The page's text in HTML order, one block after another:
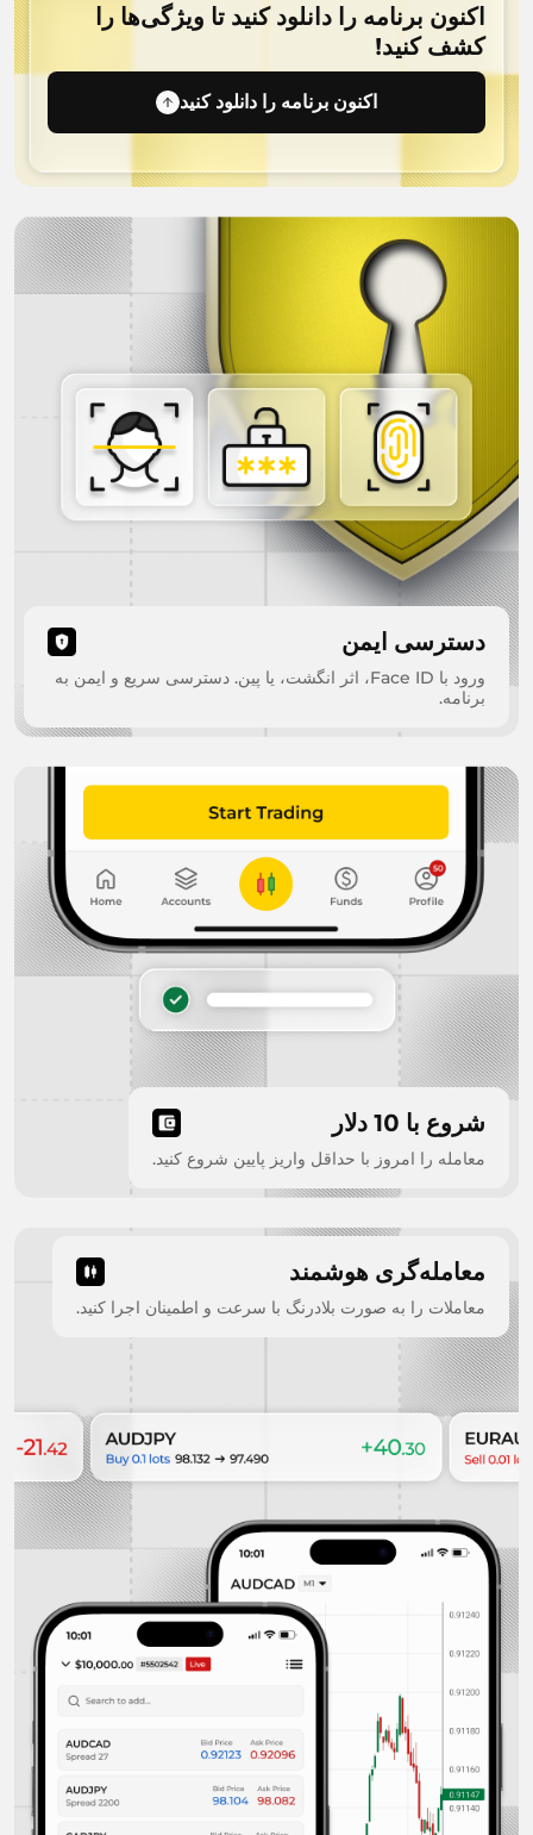
اکنون برنامه را دانلود کنید تا ویژگی‌ها را
کشف کنید!
اکنون برنامه را دانلود کنید
دسترسی ایمن
ورود با Face ID، اثر انگشت، یا پین. دسترسی سریع و ایمن به
برنامه.
شروع با 10 دلار
معامله را امروز با حداقل واریز پایین شروع کنید.
معامله‌گری هوشمند
معاملات را به صورت بلادرنگ با سرعت و اطمینان اجرا کنید.